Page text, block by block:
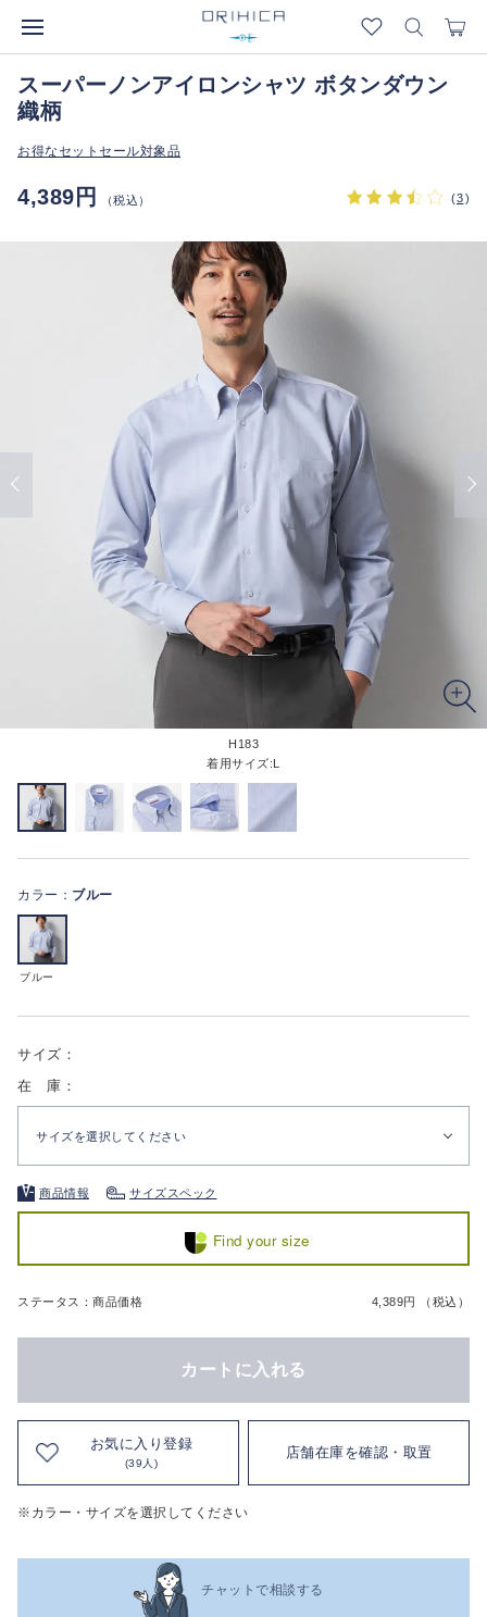
スーパーノンアイロンシャツ ボタンダウン
織柄
お得なセットセール対象品
4,389円 （税込） (3)
H183
着用サイズ:L
カラー： ブルー
ブルー
サイズ：
在 庫：
サイズを選択してください
商品情報 サイズスペック
Find your size
ステータス：商品価格 4,389円 （税込）
カートに入れる
お気に入り登録
(39人)
店舗在庫を確認・取置
※カラー・サイズを選択してください
チャットで相談する